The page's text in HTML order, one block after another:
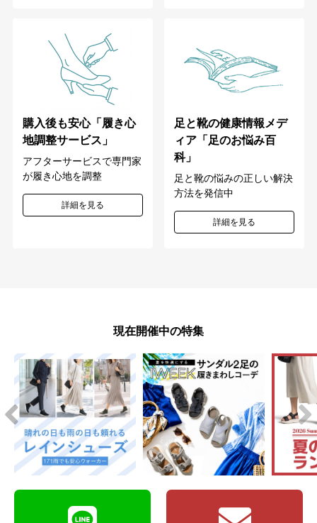
購入後も安心「履き心
地調整サービス」
アフターサービスで専門家
が履き心地を調整
詳細を見る
足と靴の健康情報メデ
ィア「足のお悩み百
科」
足と靴の悩みの正しい解決
方法を発信中
詳細を見る
現在開催中の特集